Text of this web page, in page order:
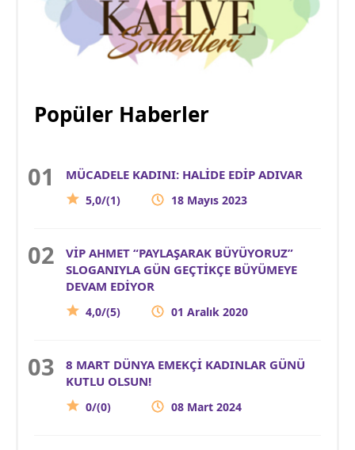
Popüler Haberler
MÜCADELE KADINI: HALİDE EDİP ADIVAR
5,0/(1) 18 Mayıs 2023
VİP AHMET “PAYLAŞARAK BÜYÜYORUZ”
SLOGANIYLA GÜN GEÇTİKÇE BÜYÜMEYE
DEVAM EDİYOR
4,0/(5) 01 Aralık 2020
8 MART DÜNYA EMEKÇİ KADINLAR GÜNÜ
KUTLU OLSUN!
0/(0) 08 Mart 2024